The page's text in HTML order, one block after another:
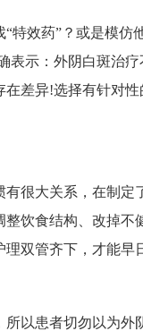
特效药”？或是模仿
表示：外阴白斑治
差异!选择有针对
很大关系，在制定
饮食结构、改掉
双管齐下，才能早
以患者切勿以为外